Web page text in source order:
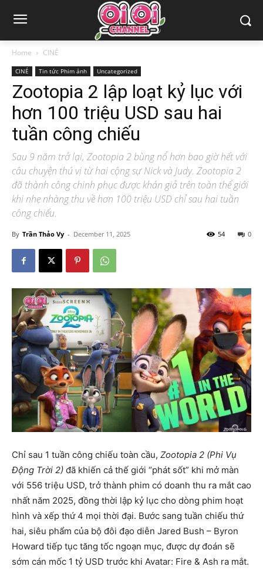
Home CINÉ
CINÉ Tin tức Phim ảnh Uncategorized
Zootopia 2 lập loạt kỷ lục với
hơn 100 triệu USD sau hai
tuần công chiếu
Sau 9 năm trở lại, Zootopia 2 bùng nổ hơn bao giờ hết với
câu chuyện thú vị từ hai cộng sự Nick và Judy. Zootopia 2
đã thành công chinh phục được khán giả trên toàn thế giới
khi nhẹ nhàng thu về hơn 100 triệu USD chỉ sau hai tuần
công chiếu.
By Trần Thảo Vy - December 11, 2025 0
54
Chỉ sau 1 tuần công chiếu toàn cầu, Zootopia 2 (Phi Vụ
Động Trời 2) đã khiến cả thế giới “phát sốt” khi mở màn
với 556 triệu USD, trở thành phim có doanh thu ra mắt cao
nhất năm 2025, đồng thời lập kỷ lục cho dòng phim hoạt
hình và xếp thứ 4 mọi thời đại. Bước sang tuần chiếu thứ
hai, siêu phẩm của bộ đôi đạo diễn Jared Bush – Byron
Howard tiếp tục tăng tốc ngoạn mục, được dự đoán sẽ
sớm cán mốc 1 tỷ USD trước khi Avatar: Fire & Ash ra mắt.